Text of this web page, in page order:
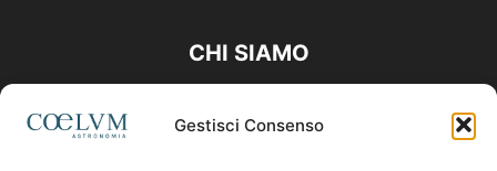
Gestisci Consenso
CHI SIAMO
Contattaci:coelumastro@coelum.com